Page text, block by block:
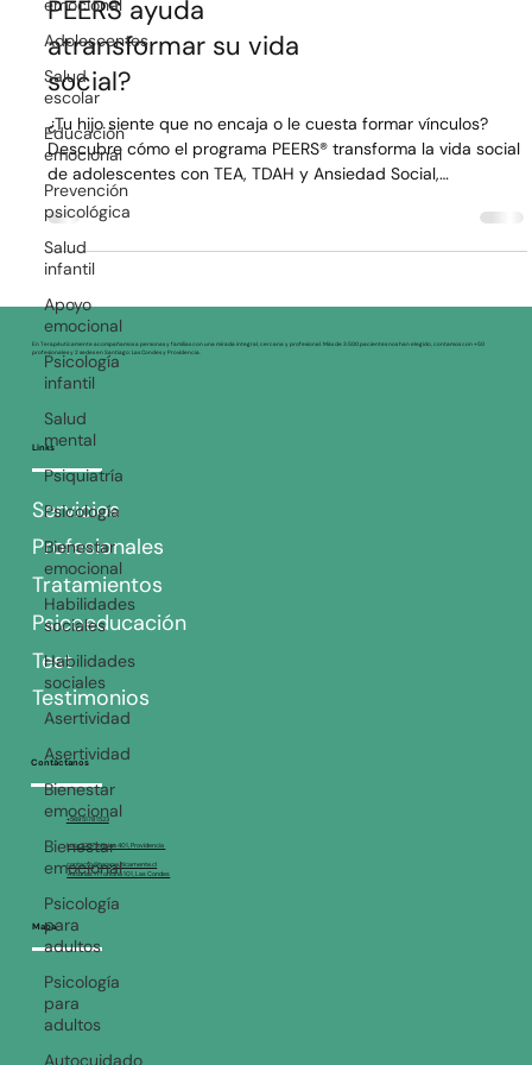
emocional
Adolescentes
Salud
escolar
Educación
emocional
Prevención
psicológica
Salud
infantil
Apoyo
emocional
Psicología
infantil
Salud
mental
Psiquiatría
Psicología
Bienestar
emocional
Habilidades
sociales
Habilidades
sociales
Asertividad
Asertividad
Bienestar
emocional
Bienestar
emocional
Psicología
para
adultos
Psicología
para
adultos
Autocuidado
PEERS ayuda
atransformar su vida
social?
¿Tu hijo siente que no encaja o le cuesta formar vínculos?
Descubre cómo el programa PEERS® transforma la vida social
de adolescentes con TEA, TDAH y Ansiedad Social,
enseñándoles habilidades prácticas para hacer amigos y
navegar con éxito en entornos reales y seguros.
En Terapéuticamente acompañamos a personas y familias con una mirada integral, cercana y profesional. Más de 3.500 pacientes nos han elegido, contamos con +50
profesionales y 2 sedes en Santiago: Las Condes y Providencia.
Servicios
Profesionales
Tratamientos
Psicoeducación
Test
Testimonios
Lota 2257, oficina 401, Providencia
Mapa